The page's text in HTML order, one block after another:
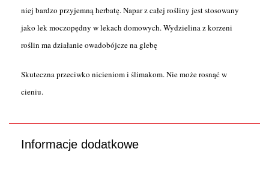
niej bardzo przyjemną herbatę. Napar z całej rośliny jest stosowany
jako lek moczopędny w lekach domowych. Wydzielina z korzeni
roślin ma działanie owadobójcze na glebę
Skuteczna przeciwko nicieniom i ślimakom.Nie może rosnąć w
cieniu.
Informacje dodatkowe